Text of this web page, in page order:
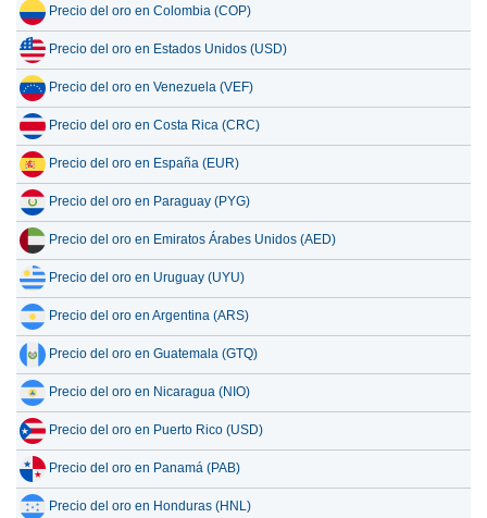
Precio del oro en Colombia (COP)
Precio del oro en Estados Unidos (USD)
Precio del oro en Venezuela (VEF)
Precio del oro en Costa Rica (CRC)
Precio del oro en España (EUR)
Precio del oro en Paraguay (PYG)
Precio del oro en Emiratos Árabes Unidos (AED)
Precio del oro en Uruguay (UYU)
Precio del oro en Argentina (ARS)
Precio del oro en Guatemala (GTQ)
Precio del oro en Nicaragua (NIO)
Precio del oro en Puerto Rico (USD)
Precio del oro en Panamá (PAB)
Precio del oro en Honduras (HNL)